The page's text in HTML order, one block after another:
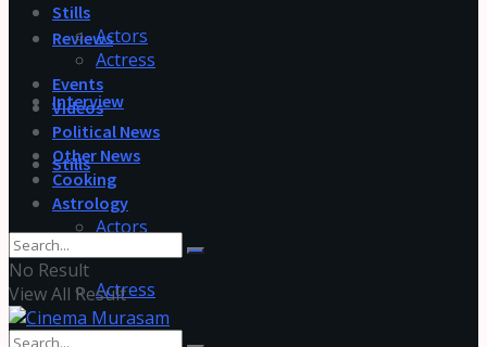
Reviews
Interview
Stills
Actors
Actress
Stills
Actors
Actress
Events
Videos
Political News
Other News
Cooking
Astrology
No Result
View All Result